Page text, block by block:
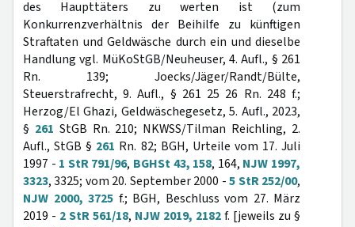
des Haupttäters zu werten ist (zum
Konkurrenzverhältnis der Beihilfe zu künftigen
Straftaten und Geldwäsche durch ein und dieselbe
Handlung vgl. MüKoStGB/Neuheuser, 4. Aufl., § 261
Rn. 139; Joecks/Jäger/Randt/Bülte,
Steuerstrafrecht, 9. Aufl., § 261 25 26 Rn. 248 f.;
Herzog/El Ghazi, Geldwäschegesetz, 5. Aufl., 2023,
§ 261 StGB Rn. 210; NKWSS/Tilman Reichling, 2.
Aufl., StGB § 261 Rn. 82; BGH, Urteile vom 17. Juli
1997 - 1 StR 791/96, BGHSt 43, 158, 164, NJW 1997,
3323, 3325; vom 20. September 2000 -5 StR 252/00,
NJW 2000, 3725 f.; BGH, Beschluss vom 27. März
2019 - 2 StR 561/18, NJW 2019, 2182f. [jeweils zu §